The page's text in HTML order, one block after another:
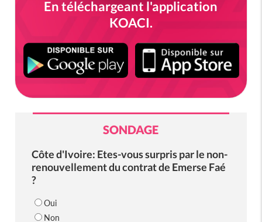
En téléchargeant l'application
KOACI.
SONDAGE
Côte d'Ivoire: Etes-vous surpris par le non-
renouvellement du contrat de Emerse Faé
?
Oui
Non